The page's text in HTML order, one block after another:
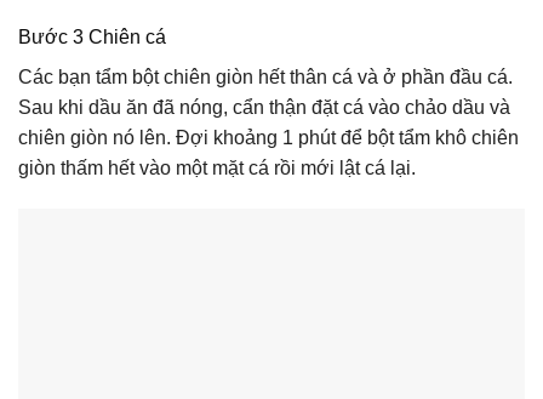
Bước 3 Chiên cá
Các bạn tẩm bột chiên giòn hết thân cá và ở phần đầu cá.
Sau khi dầu ăn đã nóng, cẩn thận đặt cá vào chảo dầu và
chiên giòn nó lên. Đợi khoảng 1 phút để bột tẩm khô chiên
giòn thấm hết vào một mặt cá rồi mới lật cá lại.